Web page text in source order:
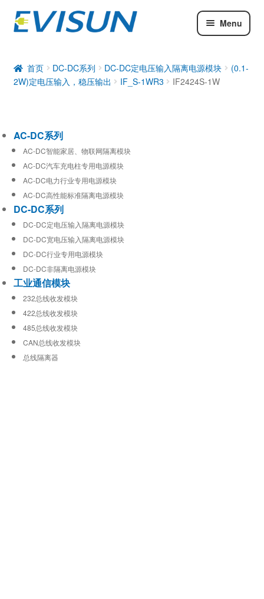
Menu
DC-DC系列
工业通信模块
首页 DC-DC系列 DC-DC定电压输入隔离电源模块
(0.1-
2W)定电压输入，稳压输出
IF_S-1WR3 IF2424S-1W
AC-DC系列
AC-DC智能家居、物联网隔离模块
AC-DC汽车充电柱专用电源模块
AC-DC电力行业专用电源模块
AC-DC高性能标准隔离电源模块
DC-DC系列
DC-DC定电压输入隔离电源模块
DC-DC宽电压输入隔离电源模块
DC-DC行业专用电源模块
DC-DC非隔离电源模块
工业通信模块
232总线收发模块
422总线收发模块
485总线收发模块
CAN总线收发模块
总线隔离器